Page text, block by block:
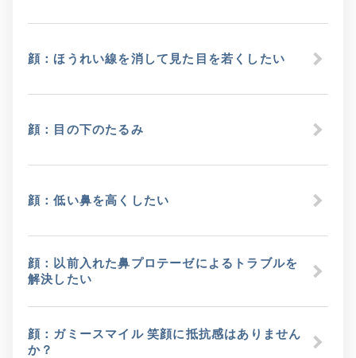
顔：ほうれい線を消して見た目を若くしたい
顔：目の下のたるみ
顔：低い鼻を高くしたい
顔：以前入れた鼻プロテーゼによるトラブルを
解決したい
顔：ガミースマイル 笑顔に抵抗感はありません
か？